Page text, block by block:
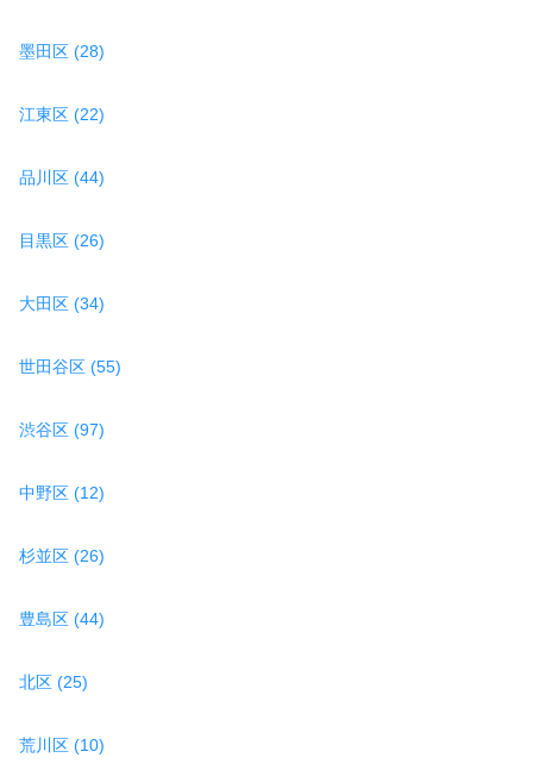
墨田区 (28)
江東区 (22)
品川区 (44)
目黒区 (26)
大田区 (34)
世田谷区 (55)
渋谷区 (97)
中野区 (12)
杉並区 (26)
豊島区 (44)
北区 (25)
荒川区 (10)